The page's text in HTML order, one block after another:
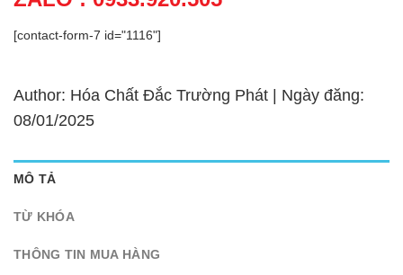
[contact-form-7 id="1116"]
Author: Hóa Chất Đắc Trường Phát | Ngày đăng:
08/01/2025
MÔ TẢ
TỪ KHÓA
THÔNG TIN MUA HÀNG